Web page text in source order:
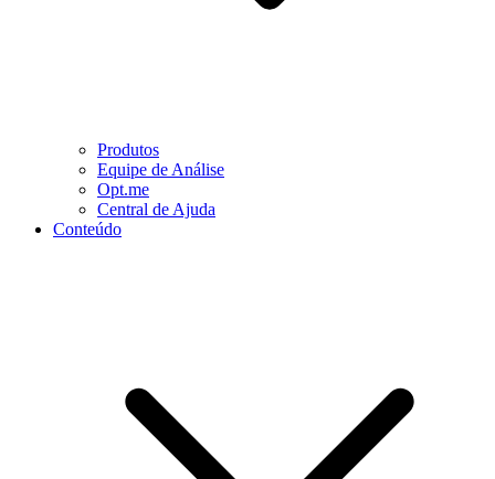
Produtos
Equipe de Análise
Opt.me
Central de Ajuda
Conteúdo